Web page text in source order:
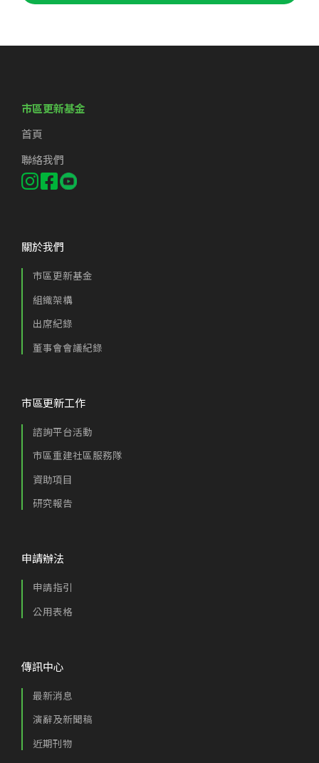
市區更新基金
首頁
聯絡我們
關於我們
市區更新基金
組織架構
出席紀錄
董事會會議紀錄
市區更新工作
諮詢平台活動
市區重建社區服務隊
資助項目
研究報告
申請辦法
申請指引
公用表格
傳訊中心
最新消息
演辭及新聞稿
近期刊物